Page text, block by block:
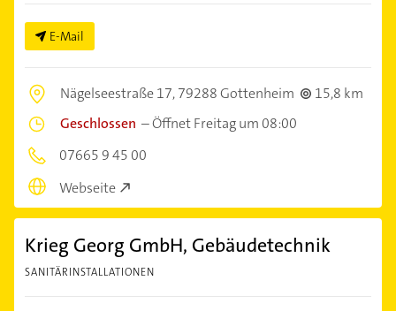
E-Mail
Nägelseestraße 17,79288 Gottenheim
15,8 km
Geschlossen –Öffnet Freitag um 08:00
07665 9 45 00
Webseite
Krieg Georg GmbH, Gebäudetechnik
SANITÄRINSTALLATIONEN